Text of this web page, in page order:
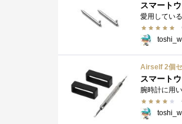
スマート
Airself 2個セ
スマート